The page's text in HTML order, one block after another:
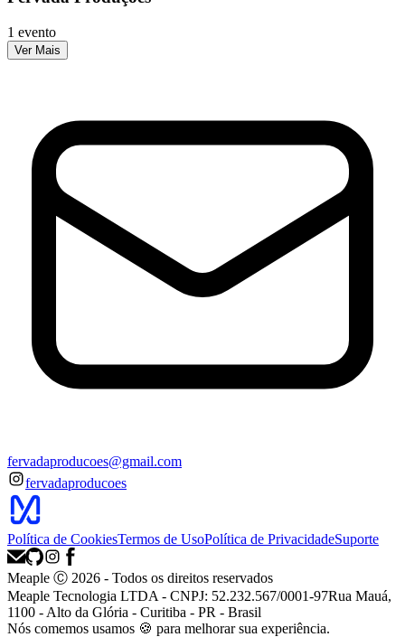
1 evento
Ver Mais
fervadaproducoes@gmail.com
fervadaproducoes
Política de CookiesTermos de UsoPolítica de PrivacidadeSuporte
Meaple Ⓒ 2026 - Todos os direitos reservados
Meaple Tecnologia LTDA - CNPJ: 52.232.567/0001-97Rua Mauá,
1100 - Alto da Glória - Curitiba - PR - Brasil
Nós comemos usamos 🍪 para melhorar sua experiência.